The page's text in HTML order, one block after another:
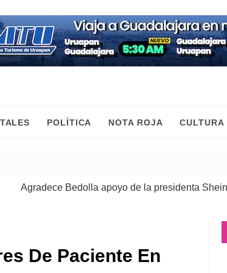
POLÍTICA NOTA ROJA CULTURA
Bedolla apoyo de la presidenta
De Paciente En